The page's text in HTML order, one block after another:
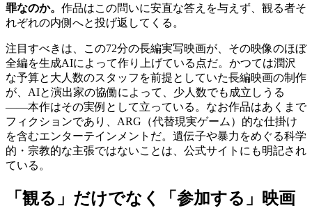
罪なのか。 作品はこの問いに安直な答えを与えず、観る者そ
れぞれの内側へと投げ返してくる。
注目すべきは、この72分の長編実写映画が、その映像のほぼ
全編を生成AIによって作り上げている点だ。かつては潤沢
な予算と大人数のスタッフを前提としていた長編映画の制作
が、AIと演出家の協働によって、少人数でも成立しうる
――本作はその実例として立っている。なお作品はあくまで
フィクションであり、ARG（代替現実ゲーム）的な仕掛け
を含むエンターテインメントだ。遺伝子や暴力をめぐる科学
的・宗教的な主張ではないことは、公式サイトにも明記され
ている。
「観る」だけでなく「参加する」映画